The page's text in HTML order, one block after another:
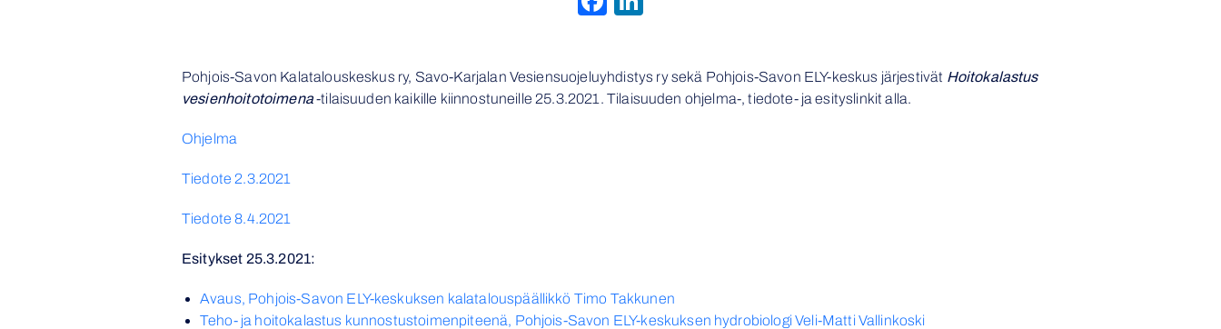
Pohjois-Savon Kalatalouskeskus ry, Savo-Karjalan Vesiensuojeluyhdistys ry sekä Pohjois-Savon ELY-keskus järjestivät Hoitokalastus
vesienhoitotoimena-tilaisuuden kaikille kiinnostuneille 25.3.2021. Tilaisuuden ohjelma-, tiedote- ja esityslinkit alla.
Ohjelma
Tiedote 2.3.2021
Tiedote 8.4.2021
Esitykset 25.3.2021:
Avaus, Pohjois-Savon ELY-keskuksen kalatalouspäällikkö Timo Takkunen
Teho- ja hoitokalastus kunnostustoimenpiteenä, Pohjois-Savon ELY-keskuksen hydrobiologi Veli-Matti Vallinkoski